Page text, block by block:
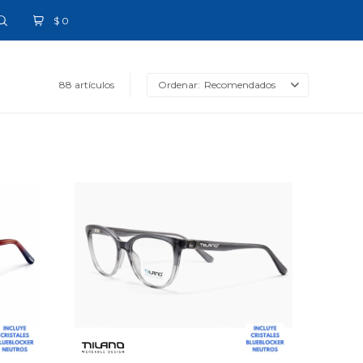
$ 0
88 artículos Recomendados